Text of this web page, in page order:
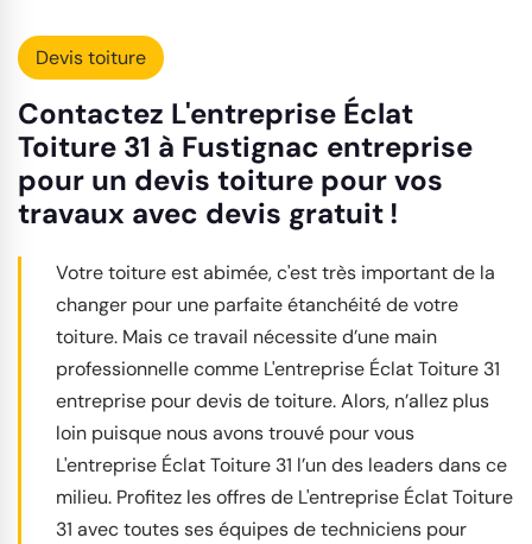
Devis toiture
Contactez L'entreprise Éclat
Toiture 31 à Fustignac entreprise
pour un devis toiture pour vos
travaux avec devis gratuit !
Votre toiture est abimée, c'est très important de la
changer pour une parfaite étanchéité de votre
toiture. Mais ce travail nécessite d’une main
professionnelle comme L'entreprise Éclat Toiture 31
entreprise pour devis de toiture. Alors, n’allez plus
loin puisque nous avons trouvé pour vous
L'entreprise Éclat Toiture 31 l’un des leaders dans ce
milieu. Profitez les offres de L'entreprise Éclat Toiture
31 avec toutes ses équipes de techniciens pour